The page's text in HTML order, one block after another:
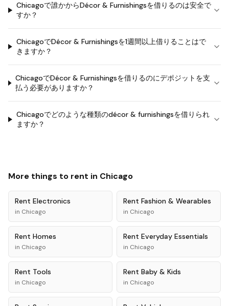
Chicagoで誰かからDécor & Furnishingsを借りるのは安全で
すか？
ChicagoでDécor & Furnishingsを1週間以上借りることはで
きますか？
ChicagoでDécor & Furnishingsを借りるのにデポジットを支
払う必要がありますか？
Chicagoでどのような種類のdécor & furnishingsを借りられ
ますか？
More things to rent in Chicago
Rent Electronics
in Chicago
Rent Fashion & Wearables
in Chicago
Rent Homes
in Chicago
Rent Everyday Essentials
in Chicago
Rent Tools
in Chicago
Rent Baby & Kids
in Chicago